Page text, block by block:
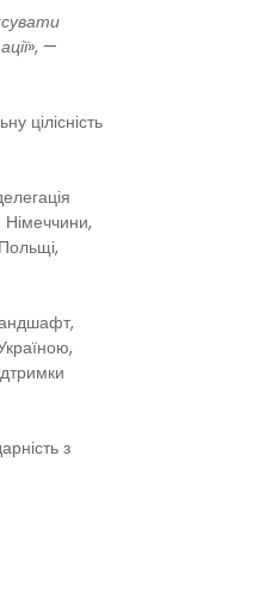
», —
цілісність
Німеччини,
з